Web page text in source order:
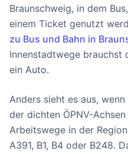
Braunschweig, in dem
einem Ticket genutzt
zu Bus und Bahn in
Innenstadtwege brauchst
ein Auto.
Anders sieht es aus,
der dichten ÖPNV-
Arbeitswege in der
A391, B1, B4 oder B248.